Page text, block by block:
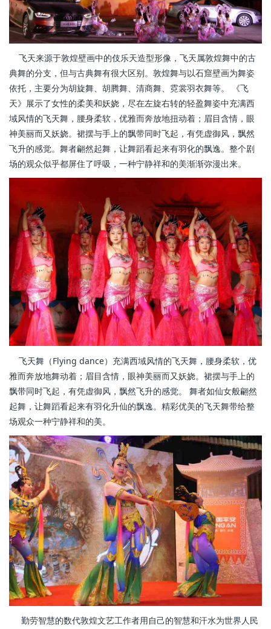
飞天来源于敦煌壁画中的伎乐天造型形像，飞天属敦煌舞中的古
典舞的分支，但与古典舞有很大区别。敦煌舞与以石窟壁画为舞姿
依托，主要分为胡旋舞、胡腾舞、清商舞、霓裳羽衣舞等。 《飞
天》展示了女性的柔美和妖娆，尽在左旋右转的轻盈舞姿中充满西
域风情的飞天舞，腰身柔软，优雅而奔放地扭动着；眉目含情，眼
神美丽而又妖娆。裙摆与手上的飘带同时飞起，有凭虚御风，飘然
飞升的感觉。舞者翩然起舞，让舞蹈看起来有羽化的飘逸。整个剧
场的观众似乎都屏住了呼吸，一种宁静祥和的美渐渐弥漫出来。
飞天舞（Flying dance）充满西域风情的飞天舞，腰身柔软，优
雅而奔放地舞动着；眉目含情，眼神美丽而又妖娆。裙摆与手上的
飘带同时飞起，有凭虚御风，飘然飞升的感觉。 舞者如仙女般翩然
起舞，让舞蹈看起来有羽化升仙的飘逸。精彩优美的飞天舞带给整
场观众一种宁静祥和的美。
勤劳智慧的数代敦煌文艺工作者用自己的智慧和汗水为世界人民